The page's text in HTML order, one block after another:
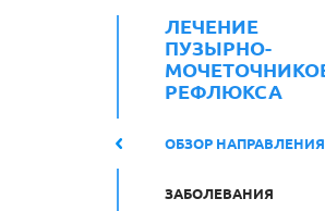
ЛЕЧЕНИЕ
ПУЗЫРНО-
РЕФЛЮКСА
ОБЗОР НАПРАВЛЕНИЯ
ЗАБОЛЕВАНИЯ